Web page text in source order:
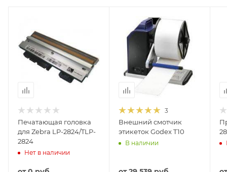
Печатающая головка
для Zebra LP-2824/TLP-
2824
Нет в наличии
3
Внешний смотчик
этикеток Godex T10
В наличии